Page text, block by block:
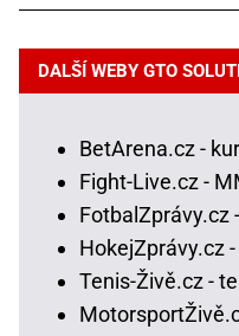
DALŠÍ WEBY GTO
BetArena.cz -
Fight-Live.cz -
FotbalZprávy.cz
HokejZprávy.cz
Tenis-Živě.cz -